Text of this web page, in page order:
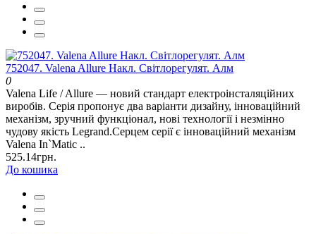
752047. Valena Allure Накл. Світлорегулят. Алм
0
Valena Life / Allure — новий стандарт електроінсталяційних
виробів. Серія пропонує два варіанти дизайну, інноваційний
механізм, зручний функціонал, нові технології і незмінно
чудову якість Legrand.Серцем серії є інноваційний механізм
Valena In`Matic ..
525.14грн.
До кошика